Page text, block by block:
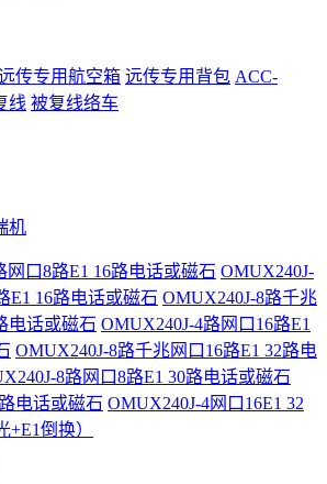
传专用航空箱 远传专用背包 ACC-
线 被复线络车
机
网口8路E1 16路电话或磁石 OMUX240J-
E1 16路电话或磁石 OMUX240J-8路千兆
电话或磁石 OMUX240J-4路网口16路E1
OMUX240J-8路千兆网口16路E1 32路电
8路网口8路E1 30路电话或磁石
电话或磁石 OMUX240J-4网口16E1 32
+E1倒换）